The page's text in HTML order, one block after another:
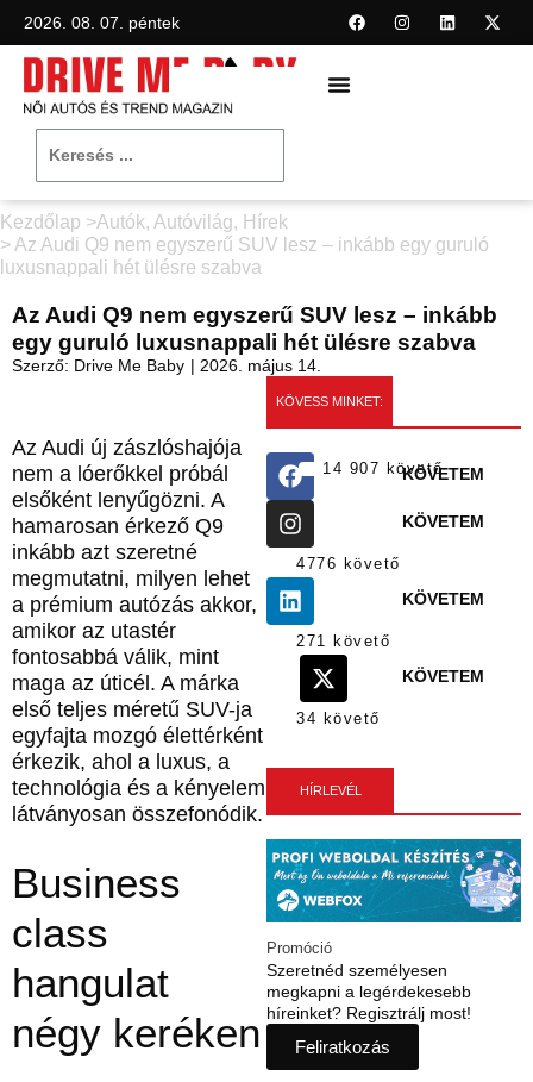
2026. 08. 07. péntek
Kezdőlap >Autók, Autóvilág, Hírek
> Az Audi Q9 nem egyszerű SUV lesz – inkább egy guruló
luxusnappali hét ülésre szabva
Az Audi Q9 nem egyszerű SUV lesz – inkább
egy guruló luxusnappali hét ülésre szabva
Szerző: Drive Me Baby | 2026. május 14.
Az Audi új zászlóshajója
nem a lóerőkkel próbál
elsőként lenyűgözni. A
hamarosan érkező Q9
inkább azt szeretné
megmutatni, milyen lehet
a prémium autózás akkor,
amikor az utastér
fontosabbá válik, mint
maga az úticél. A márka
első teljes méretű SUV-ja
egyfajta mozgó élettérként
érkezik, ahol a luxus, a
technológia és a kényelem
látványosan összefonódik.
Business
class
hangulat
négy keréken
KÖVESS MINKET:
14 907 követőKÖVETEM
4776 követő
KÖVETEM
271 követő
KÖVETEM
34 követő
KÖVETEM
HÍRLEVÉL
Szeretnéd személyesen
megkapni a legérdekesebb
híreinket? Regisztrálj most!
Feliratkozás
Promóció